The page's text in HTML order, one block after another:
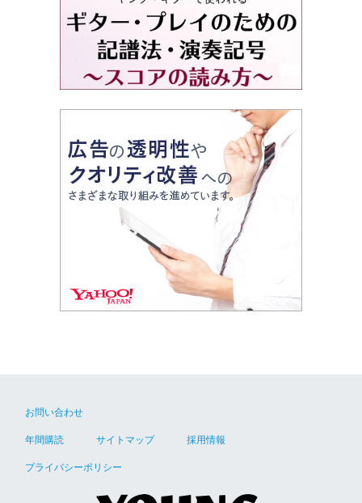
お問い合わせ
年間購読 サイトマップ 採用情報
プライバシーポリシー